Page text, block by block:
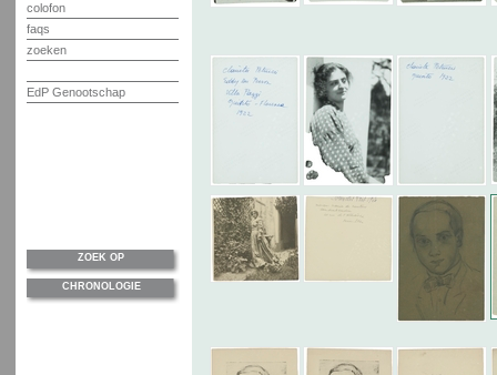
colofon
faqs
zoeken
EdP Genootschap
ZOEK OP
CHRONOLOGIE